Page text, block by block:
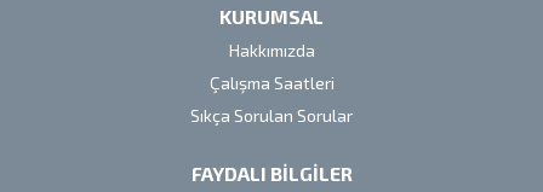
KURUMSAL
Hakkımızda
Çalışma Saatleri
Sıkça Sorulan Sorular
FAYDALI BİLGİLER